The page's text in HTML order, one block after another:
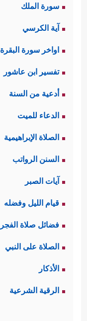
سورة الملك
آية الكرسي
اواخر سورة البقرة
تفسير ابن عاشور
أدعية من السنة
الدعاء للميت
الصلاة الإبراهيمية
السنن الرواتب
آيات الصبر
قيام الليل وفضله
فضائل صلاة الفجر
الصلاة على النبي
الأذكار
الرقية الشرعية